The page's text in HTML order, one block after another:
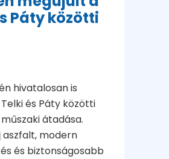
Páty közötti
hivatalosan is
és Páty közötti
átadása.
aszfalt, modern
és biztonságosabb